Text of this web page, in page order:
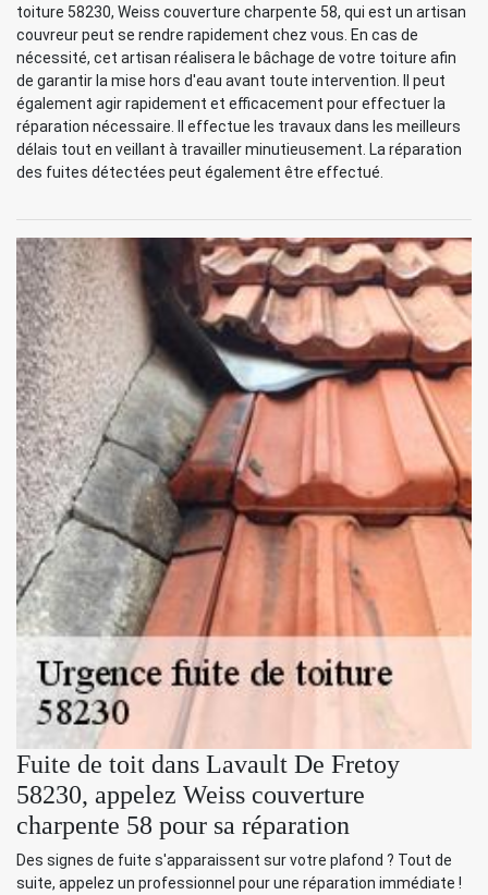
toiture 58230, Weiss couverture charpente 58, qui est un artisan
couvreur peut se rendre rapidement chez vous. En cas de
nécessité, cet artisan réalisera le bâchage de votre toiture afin
de garantir la mise hors d'eau avant toute intervention. Il peut
également agir rapidement et efficacement pour effectuer la
réparation nécessaire. Il effectue les travaux dans les meilleurs
délais tout en veillant à travailler minutieusement. La réparation
des fuites détectées peut également être effectué.
Fuite de toit dans Lavault De Fretoy
58230, appelez Weiss couverture
charpente 58 pour sa réparation
Des signes de fuite s'apparaissent sur votre plafond ? Tout de
suite, appelez un professionnel pour une réparation immédiate !